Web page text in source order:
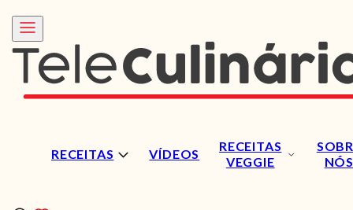
RECEITAS VÍDEOS
RECEITAS
VEGGIE
NÓS